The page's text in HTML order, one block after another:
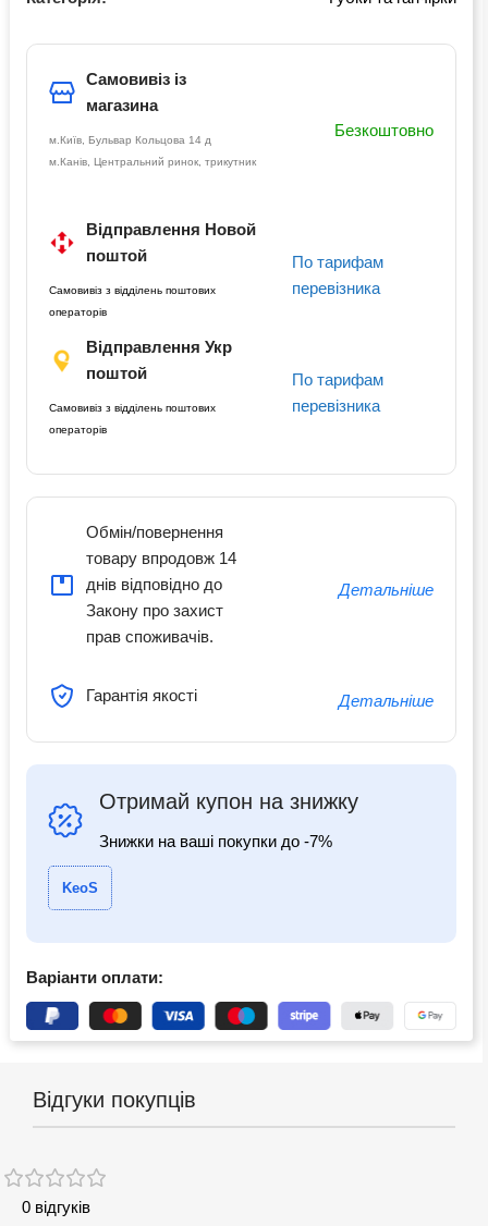
Самовивіз із
магазина
м.Київ, Бульвар Кольцова 14 д
м.Канів, Центральний ринок, трикутник
Безкоштовно
Відправлення Новой
поштой
Самовивіз з відділень поштових
операторів
По тарифам
перевізника
Відправлення Укр
поштой
Самовивіз з відділень поштових
операторів
По тарифам
перевізника
Обмін/повернення
товару впродовж 14
днів відповідно до
Закону про захист
прав споживачів.
Детальніше
Гарантія якості Детальніше
Отримай купон на знижку
Знижки на ваші покупки до -7%
KeoS
Варіанти оплати:
Відгуки покупців
0 відгуків